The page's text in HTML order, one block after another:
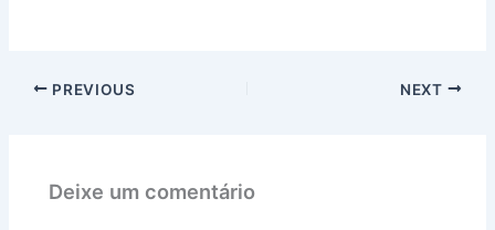
PREVIOUS NEXT
Deixe um comentário